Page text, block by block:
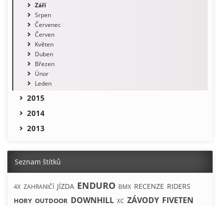
Září
Srpen
Červenec
Červen
Květen
Duben
Březen
Únor
Leden
2015
2014
2013
Seznam štítků
4X ZAHRANIČÍ JÍZDA ENDURO BMX RECENZE RIDERS
HORY OUTDOOR DOWNHILL XC ZÁVODY FIVETEN